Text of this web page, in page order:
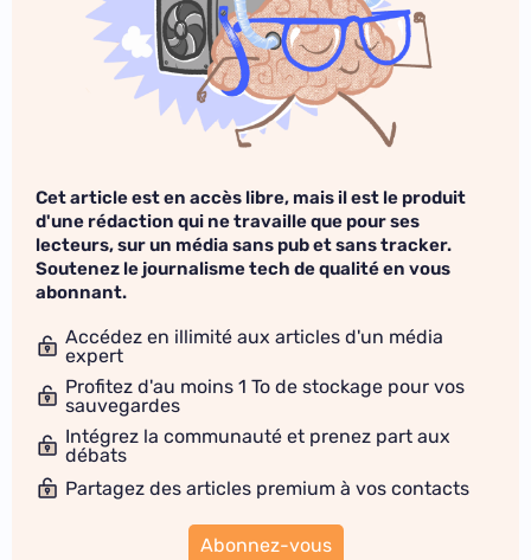
Cet article est en accès libre, mais il est le produit
d'une rédaction qui ne travaille que pour ses
lecteurs, sur un média sans pub et sans tracker.
Soutenez le journalisme tech de qualité en vous
abonnant.
Accédez en illimité aux articles d'un média
expert
Profitez d'au moins 1 To de stockage pour vos
sauvegardes
Intégrez la communauté et prenez part aux
débats
Partagez des articles premium à vos contacts
Abonnez-vous